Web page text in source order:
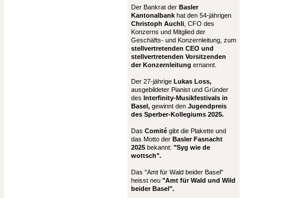
Der Bankrat der Basler
Kantonalbank hat den 54-jährigen
Christoph Auchli , CFO des
Konzerns und Mitglied der
Geschäfts- und Konzernleitung, zum
stellvertretenden CEO und
stellvertretenden Vorsitzenden
der Konzernleitung ernannt.
Der 27-jährige Lukas Loss,
ausgebildeter Pianist und Gründer
des Interfinity-Musikfestivals in
Basel, gewinnt den Jugendpreis
des Sperber-Kollegiums 2025.
Das Comité gibt die Plakette und
das Motto der Basler Fasnacht
2025 bekannt: "Syg wie de
wottsch".
Das "Amt für Wald beider Basel"
heisst neu "Amt für Wald und Wild
beider Basel".